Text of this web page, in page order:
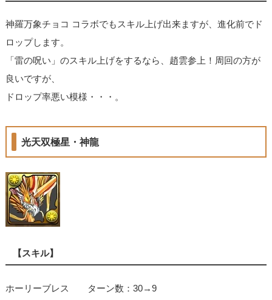
神羅万象チョコ コラボでもスキル上げ出来ますが、進化前でド
ロップします。
「雷の呪い」のスキル上げをするなら、趙雲参上！周回の方が
良いですが、
ドロップ率悪い模様・・・。
光天双極星・神龍
【スキル】
ホーリーブレス ターン数：30→9